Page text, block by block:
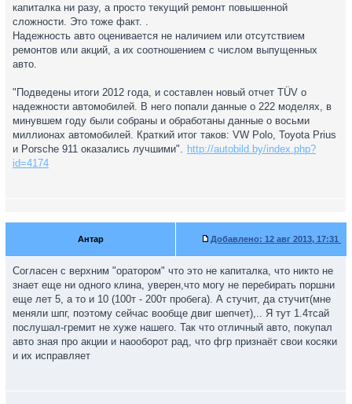
капиталка ни разу, а просто текущий ремонт повышенной
сложности. Это тоже факт. .
Надежность авто оценивается не наличием или отсутствием
ремонтов или акций, а их соотношением с числом выпущенных
авто.
"Подведены итоги 2012 года, и составлен новый отчет TÜV о
надежности автомобилей. В него попали данные о 222 моделях, в
минувшем году были собраны и обработаны данные о восьми
миллионах автомобилей. Краткий итог таков: VW Polo, Toyota Prius
и Porsche 911 оказались лучшими". http://autobild.by/index.php?
id=4174
Антар Добавлено: 12 авг 2013, 17:31
Согласен с верхним "оратором" что это не капиталка, что никто не
знает еще ни одного клина, уверен,что могу не перебирать поршни
еще лет 5, а то и 10 (100т - 200т пробега). А стучит, да стучит(мне
меняли шпг, поэтому сейчас вообще двиг шепчет),.. Я тут 1.4тсай
послушал-гремит не хуже нашего. Так что отличный авто, покупал
авто зная про акции и наооборот рад, что фгр признаёт свои косяки
и их исправляет